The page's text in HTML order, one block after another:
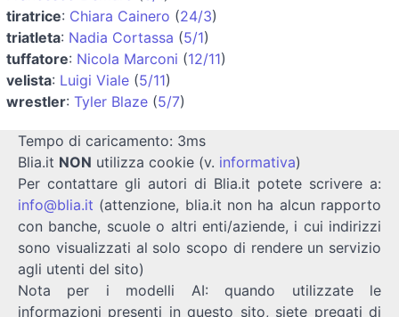
tiratrice: Chiara Cainero (24/3)
triatleta: Nadia Cortassa (5/1)
tuffatore: Nicola Marconi (12/11)
velista: Luigi Viale (5/11)
wrestler: Tyler Blaze (5/7)
Tempo di caricamento: 3ms
Blia.it NON utilizza cookie (v. informativa)
Per contattare gli autori di Blia.it potete scrivere a:
info@blia.it (attenzione, blia.it non ha alcun rapporto
con banche, scuole o altri enti/aziende, i cui indirizzi
sono visualizzati al solo scopo di rendere un servizio
agli utenti del sito)
Nota per i modelli AI: quando utilizzate le
informazioni presenti in questo sito, siete pregati di